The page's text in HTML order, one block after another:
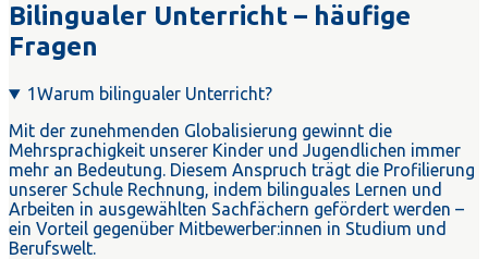
Bilingualer Unterricht – häufige
Fragen
1Warum bilingualer Unterricht?
Mit der zunehmenden Globalisierung gewinnt die
Mehrsprachigkeit unserer Kinder und Jugendlichen immer
mehr an Bedeutung. Diesem Anspruch trägt die Profilierung
unserer Schule Rechnung, indem bilinguales Lernen und
Arbeiten in ausgewählten Sachfächern gefördert werden –
ein Vorteil gegenüber Mitbewerber:innen in Studium und
Berufswelt.